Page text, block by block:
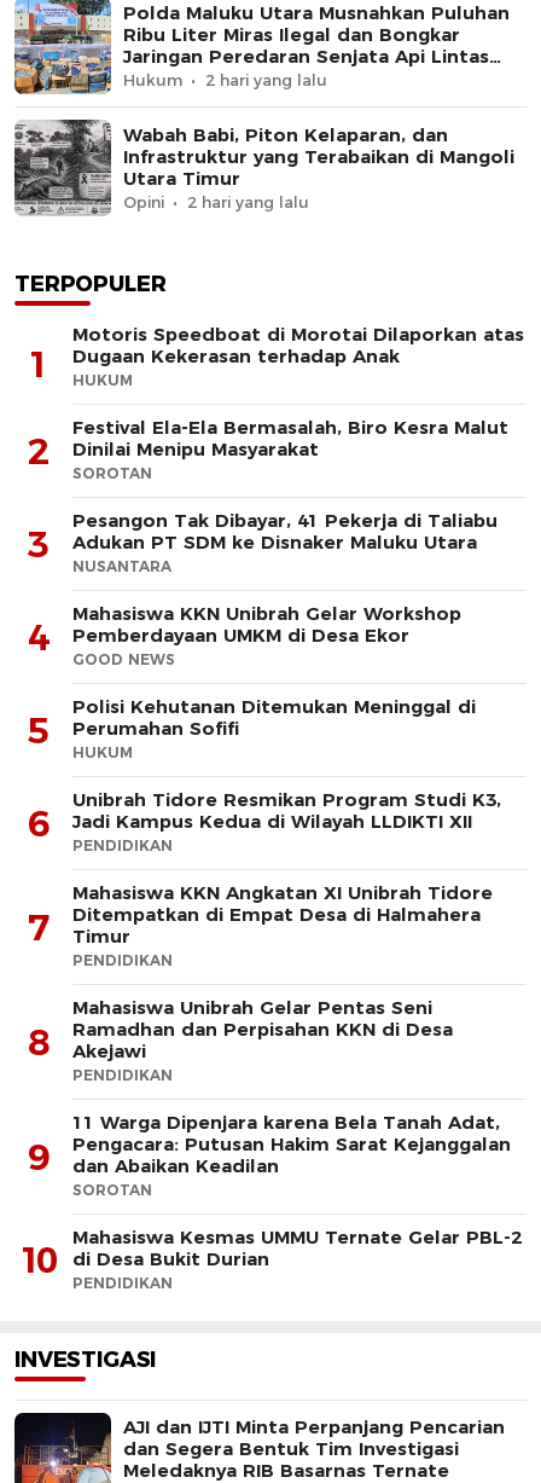
Polda Maluku Utara Musnahkan Puluhan
Ribu Liter Miras Ilegal dan Bongkar
Jaringan Peredaran Senjata Api Lintas
Negara
Hukum 2 hari yang lalu
Wabah Babi, Piton Kelaparan, dan
Infrastruktur yang Terabaikan di Mangoli
Utara Timur
Opini 2 hari yang lalu
TERPOPULER
1
Motoris Speedboat di Morotai Dilaporkan atas
Dugaan Kekerasan terhadap Anak
HUKUM
2
Festival Ela-Ela Bermasalah, Biro Kesra Malut
Dinilai Menipu Masyarakat
SOROTAN
3
Pesangon Tak Dibayar, 41 Pekerja di Taliabu
Adukan PT SDM ke Disnaker Maluku Utara
NUSANTARA
4
Mahasiswa KKN Unibrah Gelar Workshop
Pemberdayaan UMKM di Desa Ekor
GOOD NEWS
5
Polisi Kehutanan Ditemukan Meninggal di
Perumahan Sofifi
HUKUM
6
Unibrah Tidore Resmikan Program Studi K3,
Jadi Kampus Kedua di Wilayah LLDIKTI XII
PENDIDIKAN
7
Mahasiswa KKN Angkatan XI Unibrah Tidore
Ditempatkan di Empat Desa di Halmahera
Timur
PENDIDIKAN
8
Mahasiswa Unibrah Gelar Pentas Seni
Ramadhan dan Perpisahan KKN di Desa
Akejawi
PENDIDIKAN
9
11 Warga Dipenjara karena Bela Tanah Adat,
Pengacara: Putusan Hakim Sarat Kejanggalan
dan Abaikan Keadilan
SOROTAN
10
Mahasiswa Kesmas UMMU Ternate Gelar PBL-2
di Desa Bukit Durian
PENDIDIKAN
INVESTIGASI
AJI dan IJTI Minta Perpanjang Pencarian
dan Segera Bentuk Tim Investigasi
Meledaknya RIB Basarnas Ternate